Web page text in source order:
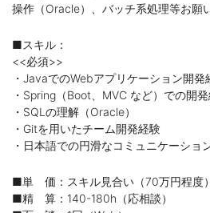
操作（Oracle）、バッチ系処理等お願
■スキル：
<<必須>>
・JavaでのWebアプリケーション開発
・Spring（Boot、MVC など）での開
・SQLの理解（Oracle）
・Gitを用いたチーム開発経験
・日本語での円滑なコミュニケーショ
■単 価：スキル見合い（70万円程度）
■精 算：140-180h（応相談）